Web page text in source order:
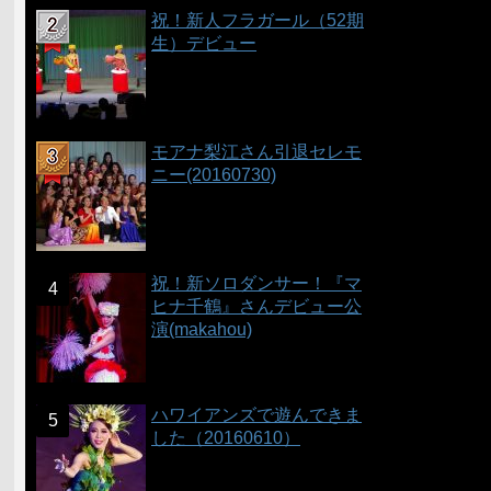
祝！新人フラガール（52期
生）デビュー
モアナ梨江さん引退セレモ
ニー(20160730)
祝！新ソロダンサー！『マ
ヒナ千鶴』さんデビュー公
演(makahou)
ハワイアンズで遊んできま
した（20160610）